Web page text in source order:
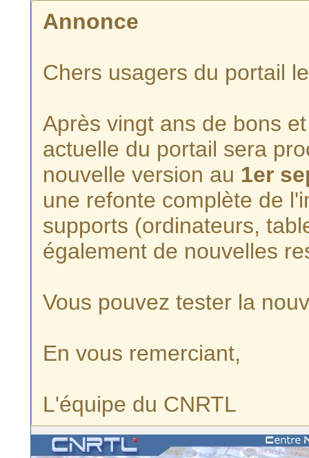
Annonce
Chers usagers du portail
Après vingt ans de bons
actuelle du portail sera
nouvelle version au 1er
une refonte complète de
supports (ordinateurs,
également de nouvelles
Vous pouvez tester la
En vous remerciant,
L'équipe du CNRTL